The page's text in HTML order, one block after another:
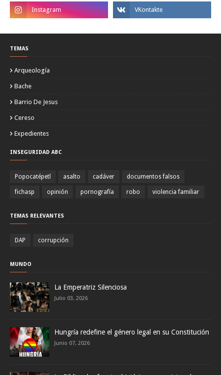
TEMAS
Arqueología
Bache
Barrio De Jesus
Cereso
Expedientes
INSEGURIDAD ABC
Popocatépetl asalto cadáver documentos falsos
fichasp opinión pornografía robo violencia familiar
TEMAS RELEVANTES
DAP corrupción
MUNDO
La Emperatriz Silenciosa
Julio 03, 2026
Hungría redefine el género legal en su Constitución
Junio 07, 2026